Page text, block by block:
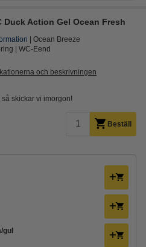
Action Gel Ocean Fresh
Ocean Breeze
WC-Eend
och beskrivningen
så skickar vi imorgon!
Beställ
gul